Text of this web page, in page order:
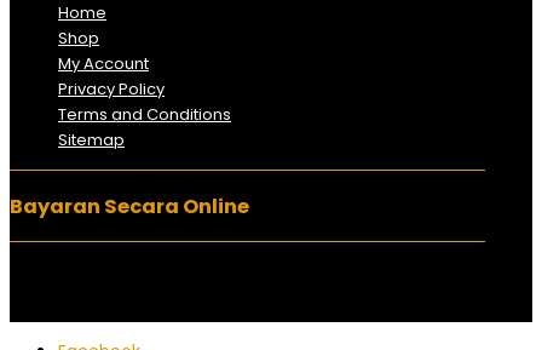
Home
Shop
My Account
Privacy Policy
Terms and Conditions
Sitemap
Bayaran Secara Online